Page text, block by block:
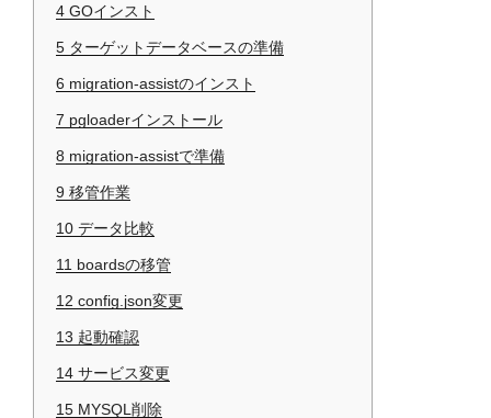
4 GOインスト
5 ターゲットデータベースの準備
6 migration-assistのインスト
7 pgloaderインストール
8 migration-assistで準備
9 移管作業
10 データ比較
11 boardsの移管
12 config.json変更
13 起動確認
14 サービス変更
15 MYSQL削除